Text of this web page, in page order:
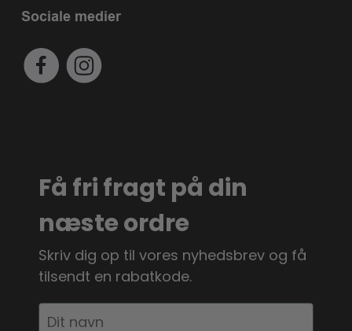
Sociale medier
Få fri fragt på din
næste ordre
Skriv dig op til vores nyhedsbrev og få
tilsendt en rabatkode.